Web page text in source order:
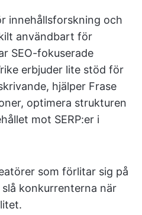
innehållsforskning och
användbart för
SEO-fokuserade
erbjuder lite stöd för
hjälper Frase
optimera strukturen
mot SERP:er i
som förlitar sig på
konkurrenterna när